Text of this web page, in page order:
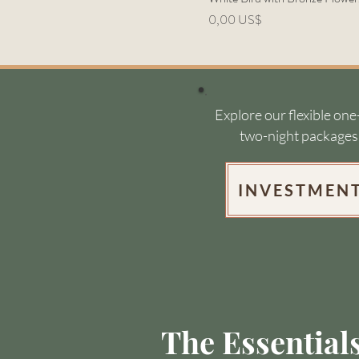
Precio
0,00 US$
Explore our flexible
two-night
The